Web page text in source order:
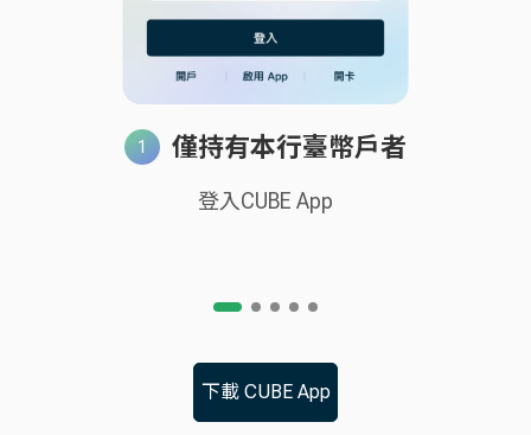
僅持有本行臺幣戶者
登入CUBE App
下載 CUBE App